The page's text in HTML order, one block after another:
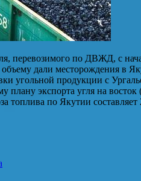
перевозимого по ДВЖД, с
дали месторождения в
угольной продукции с
экспорта угля на
топлива по Якутии